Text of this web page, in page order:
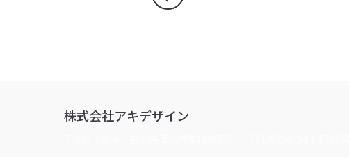
株式会社アキデザイン